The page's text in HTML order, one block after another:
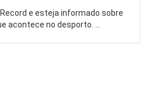
e esteja informado sobre
acontece no desporto. …